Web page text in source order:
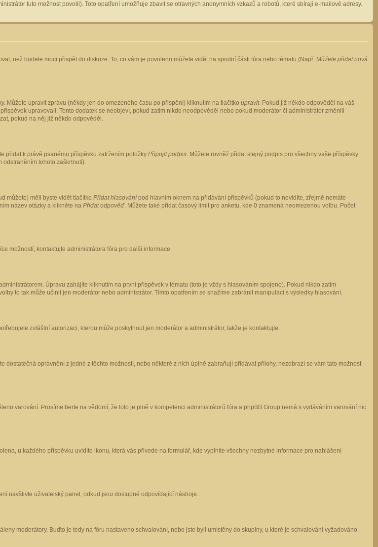
tuto možnost povolil). Toto opatření umožňuje zbavit se otravných anonymních vzkazů a robotů, které sbírají e-mailové adresy.
než budete moci přispět do diskuze. To, co vám je povoleno můžete vidět na spodní části fóra nebo tématu (Např. Můžete přidat nová
Můžete upravit zprávu (někdy jen do omezeného času po přispění) kliknutím na tlačítko upravit. Pokud již někdo odpověděl na váš
upravovali. Tento dodatek se neobjeví, pokud zatím nikdo neodpověděl nebo pokud moderátor či administrátor změnili
pokud na něj již někdo odpověděl.
přidat k právě psanému příspěvku zatržením položky Připojit podpis. Můžete rovněž přidat stejný podpis pro všechny vaše příspěvky
odstraněním tohoto zaškrtnutí).
můžete) měli byste vidět tlačítko Přidat hlasování pod hlavním oknem na přidávání příspěvků (pokud to nevidíte, zřejmě nemáte
název otázky a klikněte na Přidat odpověď. Můžete také přidat časový limit pro anketu, kde 0 znamená neomezenou volbu. Počet
možností, kontaktujte administrátora fóra pro další informace.
Úpravu zahájíte kliknutím na první příspěvek v tématu (toto je vždy s hlasováním spojeno). Pokud nikdo zatím
to tak může učinit jen moderátor nebo administrátor. Tímto opatřením se snažíme zabránit manipulaci s výsledky hlasování.
zvláštní autorizaci, kterou může poskytnout jen moderátor a administrátor, takže je kontaktujte.
oprávnění z jedné z těchto možností, nebo některé z nich úplně zabraňují přidávat přílohy, nezobrazí se vám tato možnost
varování. Prosíme berte na vědomí, že toto je plně v kompetenci administrátorů fóra a phpBB Group nemá s vydáváním varování nic
u každého příspěvku uvidíte ikonu, která vás přivede na formulář, kde vyplníte všechny nezbytné informace pro nahlášení
navštivte uživatelský panel, odkud jsou dostupné odpovídající nástroje.
moderátory. Buďto je tedy na fóru nastaveno schvalování, nebo jste byli umístěny do skupiny, u které je schvalování vyžadováno.